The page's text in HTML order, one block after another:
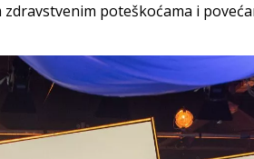
poteškoćama i